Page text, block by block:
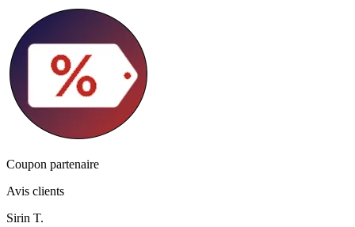
Coupon partenaire
Avis clients
Sirin T.